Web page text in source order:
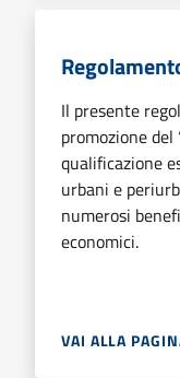
Il presente
promozione del
qualificazione
urbani e
numerosi
economici.
VAI ALLA